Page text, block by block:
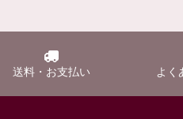
送料・お支払い よく